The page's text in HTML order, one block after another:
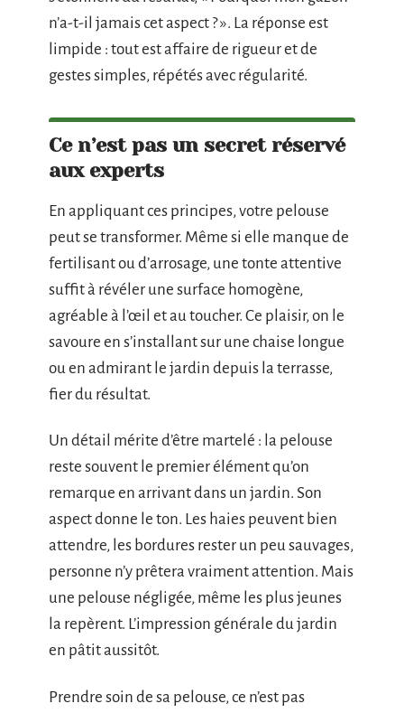
n’a-t-il jamais cet aspect ? ». La réponse est
limpide : tout est affaire de rigueur et de
gestes simples, répétés avec régularité.
Ce n’est pas un secret réservé
aux experts
En appliquant ces principes, votre pelouse
peut se transformer. Même si elle manque de
fertilisant ou d’arrosage, une tonte attentive
suffit à révéler une surface homogène,
agréable à l’œil et au toucher. Ce plaisir, on le
savoure en s’installant sur une chaise longue
ou en admirant le jardin depuis la terrasse,
fier du résultat.
Un détail mérite d’être martelé : la pelouse
reste souvent le premier élément qu’on
remarque en arrivant dans un jardin. Son
aspect donne le ton. Les haies peuvent bien
attendre, les bordures rester un peu sauvages,
personne n’y prêtera vraiment attention. Mais
une pelouse négligée, même les plus jeunes
la repèrent. L’impression générale du jardin
en pâtit aussitôt.
Prendre soin de sa pelouse, ce n’est pas